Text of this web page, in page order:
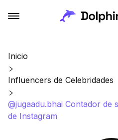
Inicio
Influencers de Celebridades
@jugaadu.bhai Contador de
de Instagram